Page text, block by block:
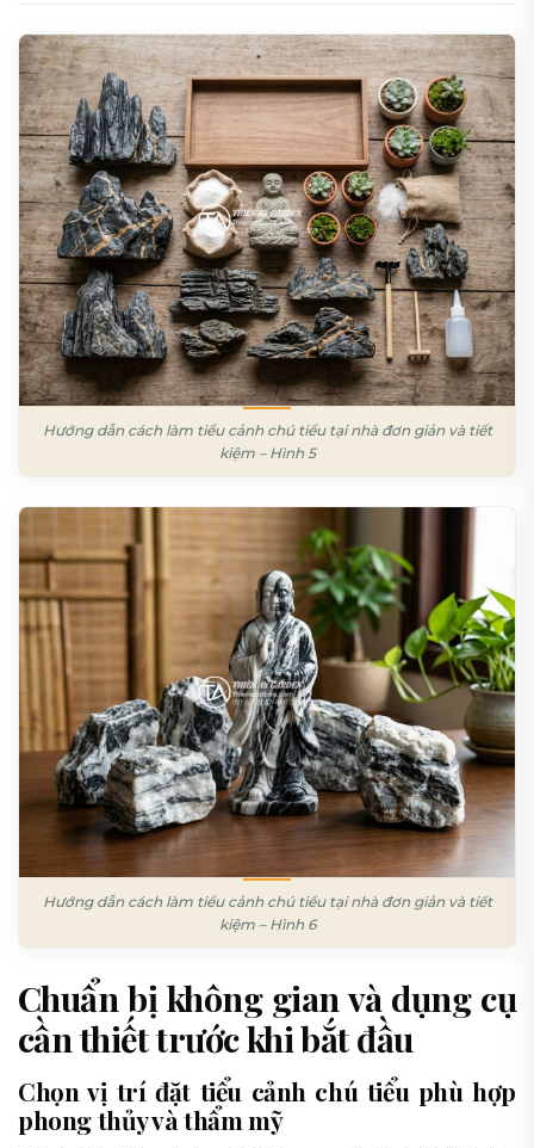
Hướng dẫn cách làm tiểu cảnh chú tiểu tại nhà đơn giản và tiết
kiệm – Hình 5
Hướng dẫn cách làm tiểu cảnh chú tiểu tại nhà đơn giản và tiết
kiệm – Hình 6
Chuẩn bị không gian và dụng cụ
cần thiết trước khi bắt đầu
Chọn vị trí đặt tiểu cảnh chú tiểu phù hợp
phong thủy và thẩm mỹ